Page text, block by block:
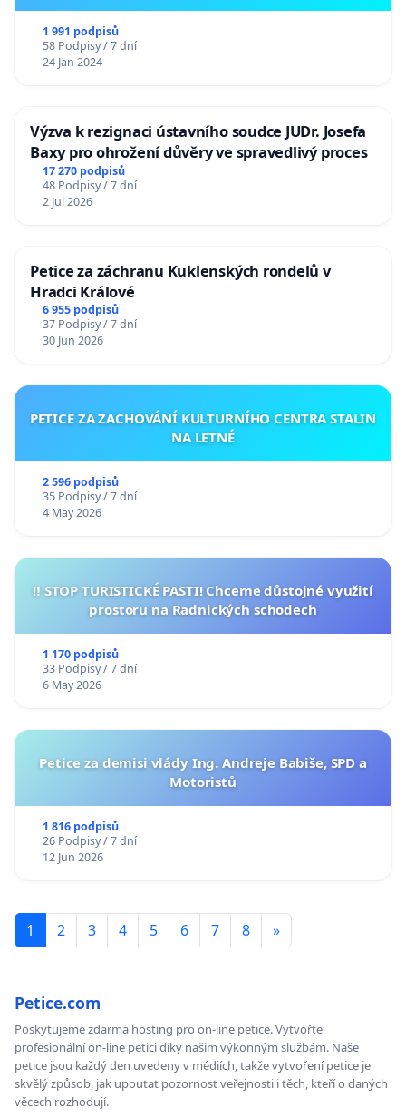
1 991 podpisů
58 Podpisy / 7 dní
24 Jan 2024
Výzva k rezignaci ústavního soudce JUDr. Josefa
Baxy pro ohrožení důvěry ve spravedlivý proces
17 270 podpisů
48 Podpisy / 7 dní
2 Jul 2026
Petice za záchranu Kuklenských rondelů v
Hradci Králové
6 955 podpisů
37 Podpisy / 7 dní
30 Jun 2026
PETICE ZA ZACHOVÁNÍ KULTURNÍHO CENTRA STALIN
NA LETNÉ
2 596 podpisů
35 Podpisy / 7 dní
4 May 2026
‼️ STOP TURISTICKÉ PASTI! Chceme důstojné využití
prostoru na Radnických schodech
1 170 podpisů
33 Podpisy / 7 dní
6 May 2026
Petice za demisi vlády Ing. Andreje Babiše, SPD a
Motoristů
1 816 podpisů
26 Podpisy / 7 dní
12 Jun 2026
1 2 3 4 5 6 7 8 »
Petice.com
Poskytujeme zdarma hosting pro on-line petice. Vytvořte
profesionální on-line petici díky našim výkonným službám. Naše
petice jsou každý den uvedeny v médiích, takže vytvoření petice je
skvělý způsob, jak upoutat pozornost veřejnosti i těch, kteří o daných
věcech rozhodují.